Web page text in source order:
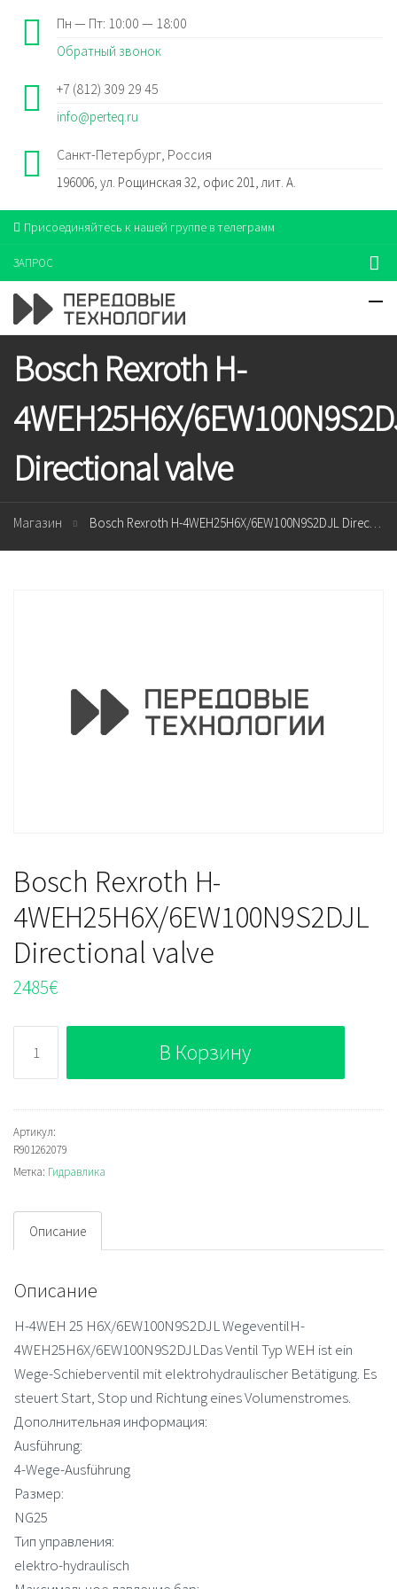
Пн — Пт: 10:00 — 18:00
Обратный звонок
+7 (812) 309 29 45
info@perteq.ru
Санкт-Петербург, Россия
196006, ул. Рощинская 32, офис 201, лит. А.
Присоединяйтесь к нашей группе в телеграмм
ЗАПРОС
Bosch Rexroth H-
4WEH25H6X/
Directional valve
Магазин Bosch Rexroth H-4WEH25H6X/6EW100N9S2DJL Directional valve
Bosch Rexroth H-
4WEH25H6X/6EW100N9S2DJL
Directional valve
2485€
Bosch
Rexroth
H-
4WEH25H6X/6EW100N9S2DJL
Directional
valve
В Корзину
Артикул:
R901262079
Метка: Гидравлика
Описание
Описание
H-4WEH 25 H6X/6EW100N9S2DJL WegeventilH-
4WEH25H6X/6EW100N9S2DJLDas Ventil Typ WEH ist ein
Wege-Schieberventil mit elektrohydraulischer Betätigung. Es
steuert Start, Stop und Richtung eines Volumenstromes.
Дополнительная информация:
Ausführung:
4-Wege-Ausführung
Размер:
NG25
Тип управления:
elektro-hydraulisch